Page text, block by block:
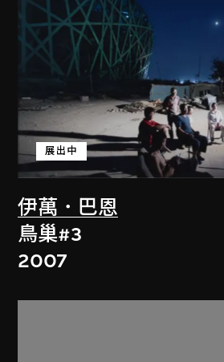
伊萬．巴恩
展出中
鳥巢#3
2007